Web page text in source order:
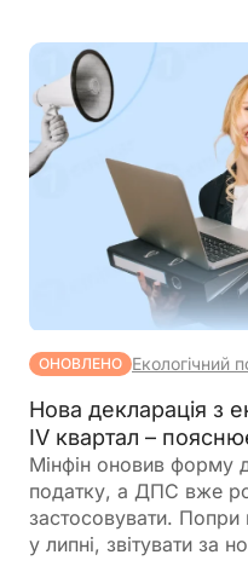
підприємств, які
пільгами
ОНОВЛЕНО Екологічний
Нова декларація з
IV квартал –
Мінфін оновив форму
податку, а ДПС вже
застосовувати. Попри
у липні, звітувати за